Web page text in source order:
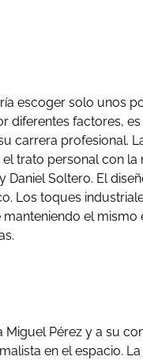
escoger solo unos
diferentes factores,
carrera profesional.
trato personal con
Soltero. El
Los toques
el mismo
Pérez y a su
en el espacio.